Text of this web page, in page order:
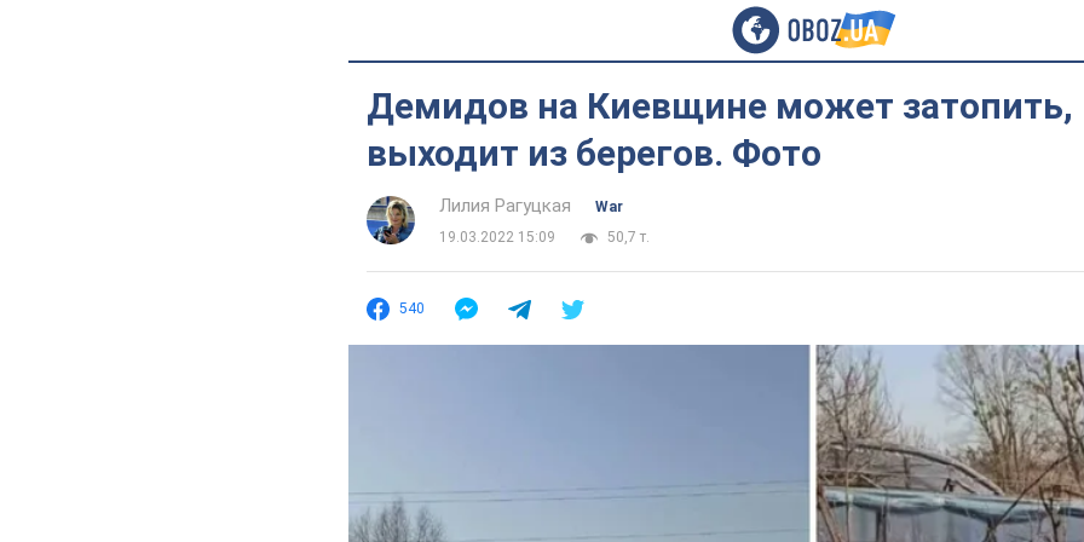
Демидов на Киевщине может затопить,
выходит из берегов. Фото
Лилия Рагуцкая
War
19.03.2022 15:09
50,7 т.
540